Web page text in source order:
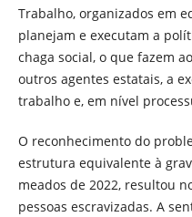
Trabalho, organizados em
planejam e executam a
chaga social, o que fazem
outros agentes estatais, a
trabalho e, em nível
O reconhecimento do
estrutura equivalente à
meados de 2022, resultou
pessoas escravizadas. A